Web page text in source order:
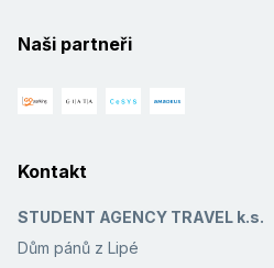
Naši partneři
Kontakt
STUDENT AGENCY TRAVEL k.s.
Dům pánů z Lipé